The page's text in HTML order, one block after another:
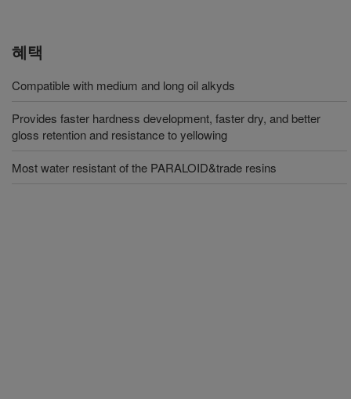
혜택
Compatible with medium and long oil alkyds
Provides faster hardness development, faster dry, and better
gloss retention and resistance to yellowing
Most water resistant of the PARALOID&trade resins